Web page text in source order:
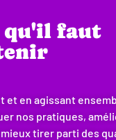
qu'il faut
et en agissant
nos pratiques,
tirer parti des